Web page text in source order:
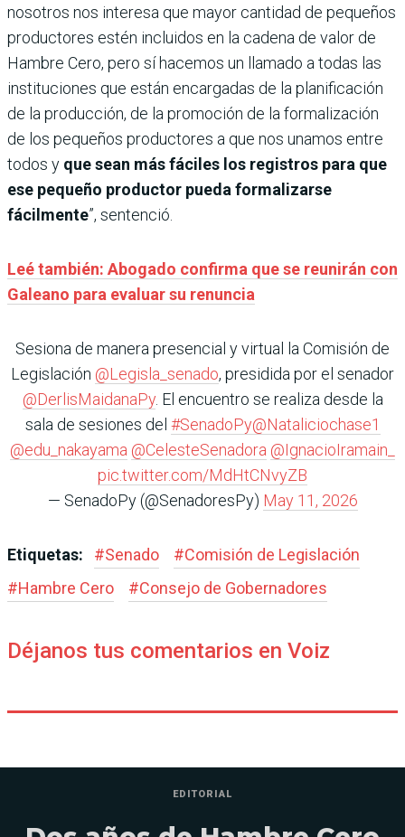
nosotros nos interesa que mayor cantidad de pequeños
productores estén incluidos en la cadena de valor de
Hambre Cero, pero sí hacemos un llamado a todas las
instituciones que están encargadas de la planificación
de la producción, de la promoción de la formalización
de los pequeños productores a que nos unamos entre
todos y que sean más fáciles los registros para que
ese pequeño productor pueda formalizarse
fácilmente”, sentenció.
Leé también: Abogado confirma que se reunirán con
Galeano para evaluar su renuncia
Sesiona de manera presencial y virtual la Comisión de
Legislación @Legisla_senado, presidida por el senador
@DerlisMaidanaPy. El encuentro se realiza desde la
sala de sesiones del #SenadoPy@Nataliciochase1
@edu_nakayama @CelesteSenadora @IgnacioIramain_
pic.twitter.com/MdHtCNvyZB
— SenadoPy (@SenadoresPy) May 11, 2026
Etiquetas: #Senado #Comisión de Legislación
#Hambre Cero #Consejo de Gobernadores
Déjanos tus comentarios en Voiz
EDITORIAL